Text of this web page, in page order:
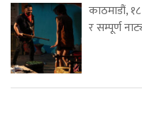
काठमाडौं,
र सम्पूर्ण